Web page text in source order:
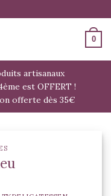
0
artisanaux
est OFFERT !
offerte dès 35€